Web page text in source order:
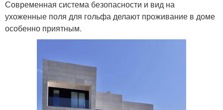
Современная система безопасности и вид на
ухоженные поля для гольфа делают проживание в доме
особенно приятным.